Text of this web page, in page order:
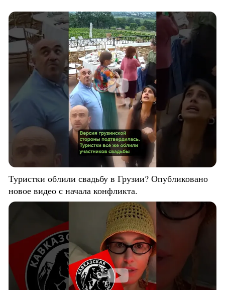
Туристки облили свадьбу в Грузии? Опубликовано
новое видео с начала конфликта.